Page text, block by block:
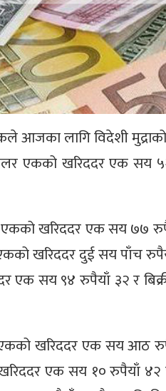
आजका लागि विदेशी
एकको खरिददर एक सय
एकको खरिददर एक सय ७७
खरिददर दुई सय पाँच
एक सय ९४ रुपैयाँ ३२ र
खरिददर एक सय आठ
एक सय १० रुपैयाँ ४२